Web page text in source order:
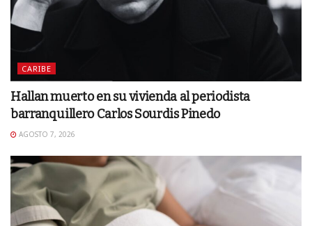
CARIBE
Hallan muerto en su vivienda al periodista
barranquillero Carlos Sourdis Pinedo
AGOSTO 7, 2026